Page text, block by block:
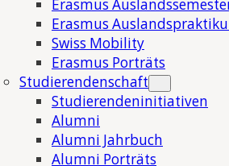
Erasmus
Erasmus
Swiss Mobility
Erasmus Porträts
Studierendenschaft
Studierendeninitiativen
Alumni
Alumni Jahrbuch
Alumni Porträts